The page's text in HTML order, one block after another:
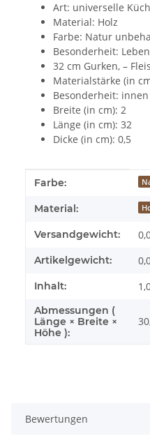
Art: universelle
Material: Holz
Farbe: Natur
Besonderheit:
32 cm Gurken, –
Materialstärke (in
Besonderheit:
Breite (in cm): 2
Länge (in cm): 32
Dicke (in cm): 0,5
Produkteigenschaft
Wert
Farbe:
Material:
Versandgewicht:
Artikelgewicht:
Inhalt:
Abmessungen (
Länge × Breite ×
Höhe ):
Bewertungen